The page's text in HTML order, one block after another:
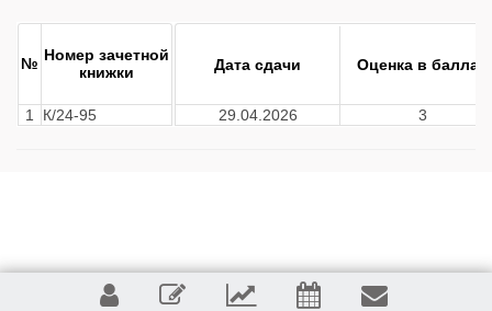
№ Номер зачетной
книжки
1 К/24-95
Дата сдачи Оценка в баллах
29.04.2026 3